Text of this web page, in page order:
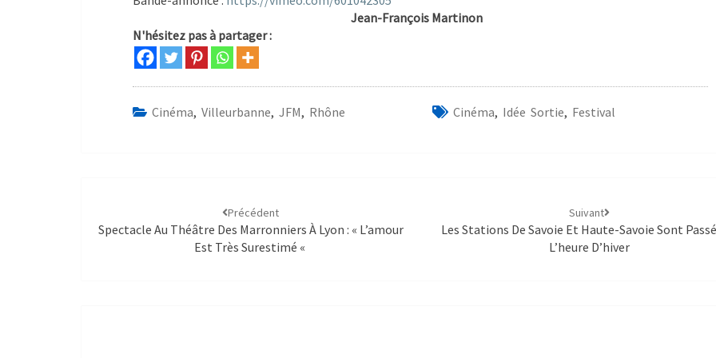
Jean-François Martinon
N'hésitez pas à partager :
Cinéma, Villeurbanne, JFM, Rhône Cinéma, Idée Sortie, Festival
Précédent
Spectacle Au Théâtre Des Marronniers À Lyon : « L’amour
Est Très Surestimé «
Suivant
Les Stations De Savoie Et Haute-Savoie Sont
L’heure D’hiver